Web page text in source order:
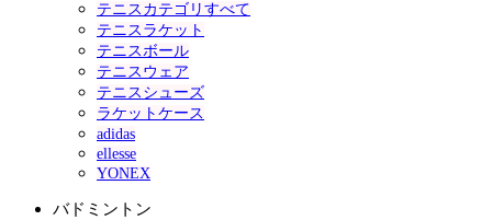
テニスカテゴリすべて
テニスラケット
テニスボール
テニスウェア
テニスシューズ
ラケットケース
adidas
ellesse
YONEX
バドミントン